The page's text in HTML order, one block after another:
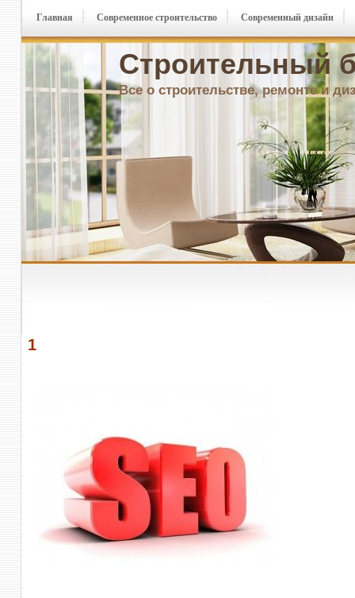
Строительный
Все о строительстве, ремонте и
Главная Современное строительство Современный дизайн
1